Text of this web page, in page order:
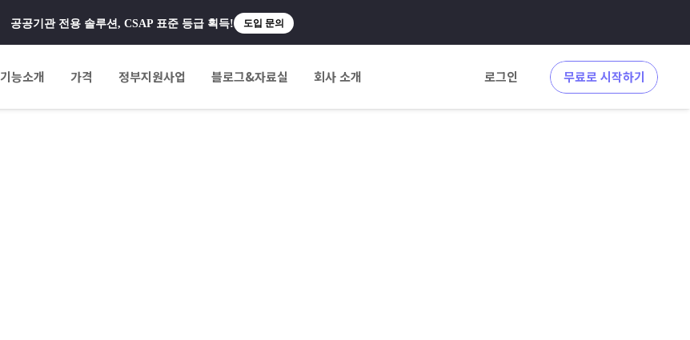
공공기관 전용 솔루션, CSAP 표준 등급 획득! 도입 문의
기능소개 가격 정부지원사업 블로그&자료실 회사 소개 로그인 무료로 시작하기